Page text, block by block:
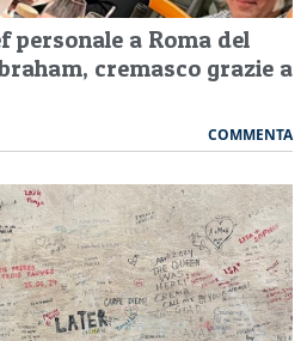
personale a Roma del
cremasco grazie a
COMMENTA